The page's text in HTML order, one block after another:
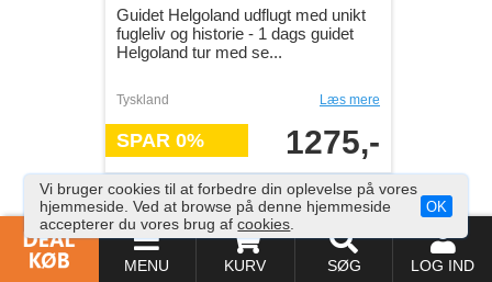
MENU KURV SØG LOG IND
Guidet Helgoland udflugt med unikt
fugleliv og historie - 1 dags guidet
Helgoland tur med se...
Tyskland Læs mere
SPAR 0% 1275,-
Vi bruger cookies til at forbedre din oplevelse på vores
hjemmeside. Ved at browse på denne hjemmeside
accepterer du vores brug afcookies
OK